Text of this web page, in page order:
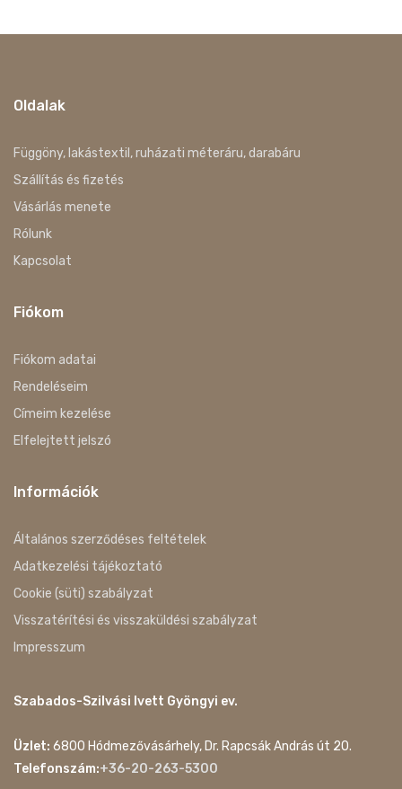
Oldalak
Függöny, lakástextil, ruházati méteráru, darabáru
Szállítás és fizetés
Vásárlás menete
Rólunk
Kapcsolat
Fiókom
Fiókom adatai
Rendeléseim
Címeim kezelése
Elfelejtett jelszó
Információk
Általános szerződéses feltételek
Adatkezelési tájékoztató
Cookie (süti) szabályzat
Visszatérítési és visszaküldési szabályzat
Impresszum
Szabados-Szilvási Ivett Gyöngyi ev.
Üzlet: 6800 Hódmezővásárhely, Dr. Rapcsák András út 20.
Telefonszám:+36-20-263-5300